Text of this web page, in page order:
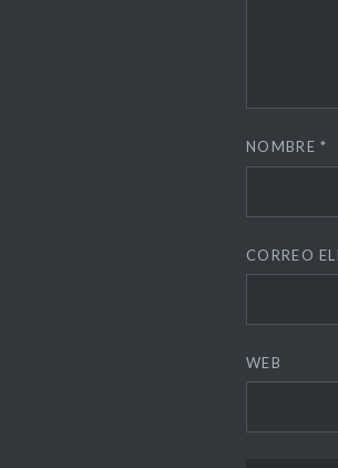
NOMBRE*
CORREO
WEB